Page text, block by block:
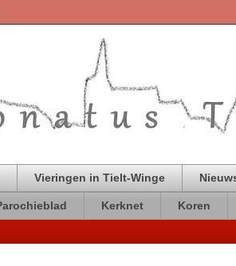
Vieringen in Tielt-Winge
Kerknet Koren